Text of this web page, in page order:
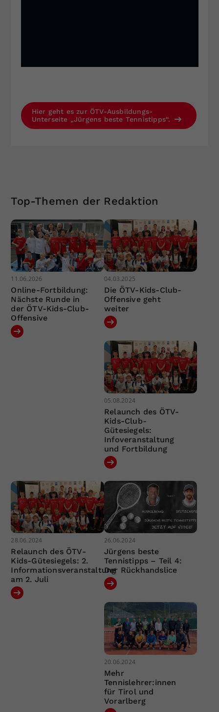
Hier geht es zur ÖTV-Ausbildungs-
Unterseite „Jürgens beste Tennistipps“.
Top-Themen der Redaktion
11.06.2026
Online-Fortbildung:
Nächste Runde in
der ÖTV-Kids-Club-
Offensive
04.03.2025
Die ÖTV-Kids-Club-
Offensive geht
weiter
05.08.2024
Relaunch des ÖTV-
Kids-Club-
Gütesiegels:
Infoveranstaltung
und Fortbildung
28.06.2024
Relaunch des ÖTV-
Kids-Gütesiegels: 2.
Informationsveranstaltung
am 2. Juli
26.06.2024
Jürgens beste
Tennistipps – Teil 4:
Der Rückhandslice
20.06.2024
Mehr
Tennislehrer:innen
für Tirol und
Vorarlberg